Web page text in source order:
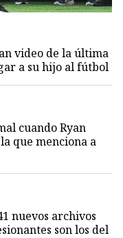
video de la última
a su hijo al fútbol
cuando Ryan
que menciona a
nuevos archivos
son los del